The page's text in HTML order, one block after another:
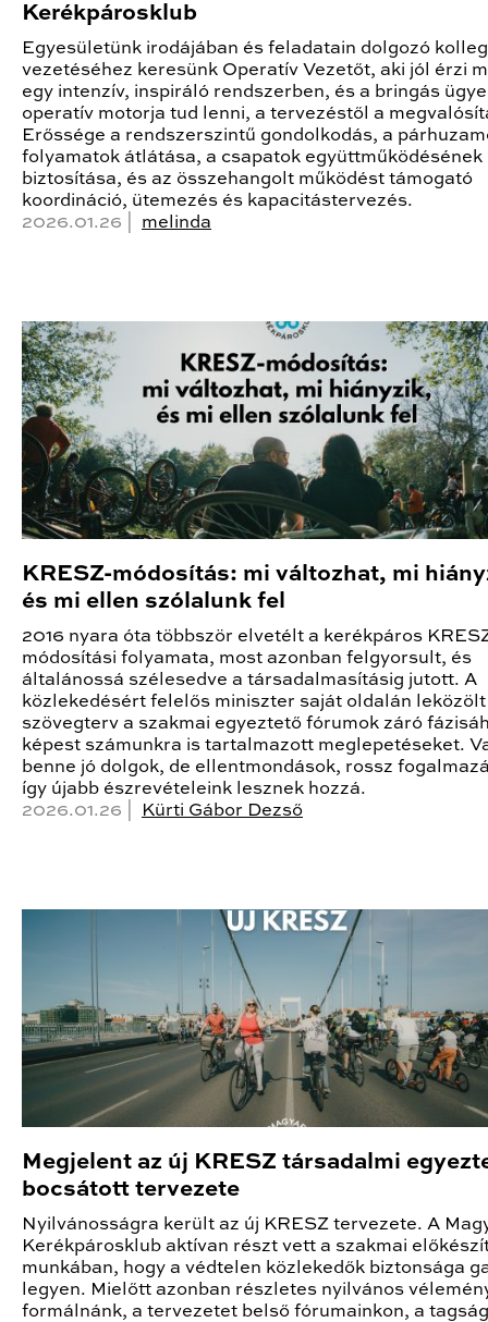
Kerékpárosklub
Egyesületünk irodájában és feladatain dolgozó
vezetéséhez keresünk Operatív Vezetőt, aki jól érzi
egy intenzív, inspiráló rendszerben, és a bringás
operatív motorja tud lenni, a tervezéstől a
Erőssége a rendszerszintű gondolkodás, a
folyamatok átlátása, a csapatok együttműködésének
biztosítása, és az összehangolt működést támogató
koordináció, ütemezés és kapacitástervezés.
2026.01.26 | melinda
KRESZ-módosítás: mi változhat, mi
és mi ellen szólalunk fel
2016 nyara óta többször elvetélt a kerékpáros
módosítási folyamata, most azonban felgyorsult, és
általánossá szélesedve a társadalmasításig jutott. A
közlekedésért felelős miniszter saját oldalán leközölt
szövegterv a szakmai egyeztető fórumok záró
képest számunkra is tartalmazott meglepetéseket.
benne jó dolgok, de ellentmondások, rossz
így újabb észrevételeink lesznek hozzá.
2026.01.26 |
Kürti Gábor Dezső
Megjelent az új KRESZ társadalmi
bocsátott tervezete
Nyilvánosságra került az új KRESZ tervezete. A
Kerékpárosklub aktívan részt vett a szakmai
munkában, hogy a védtelen közlekedők biztonsága
legyen. Mielőtt azonban részletes nyilvános
formálnánk, a tervezetet belső fórumainkon, a